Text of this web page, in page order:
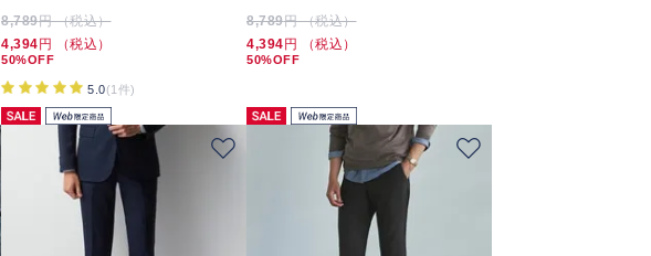
8,789円 （税込）
4,394 円 （税込）
50%OFF
5.0(1件)
8,789円 （税込）
4,394 円 （税込）
50%OFF